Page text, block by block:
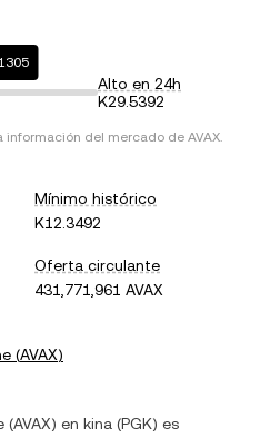
Alto en 24h
K29.5392
información del mercado de AVAX.
Mínimo histórico
K12.3492
Oferta circulante
431,771,961 AVAX
(AVAX)
(AVAX) en kina (PGK) es